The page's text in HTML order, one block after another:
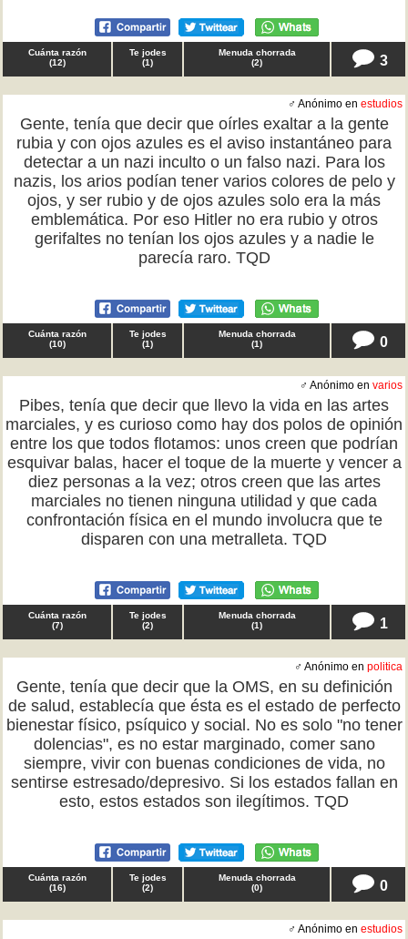
Cuánta razón
(12)
Te jodes
(1)
Menuda chorrada
(2) 3
♂ Anónimo en estudios
Gente, tenía que decir que oírles exaltar a la gente
rubia y con ojos azules es el aviso instantáneo para
detectar a un nazi inculto o un falso nazi. Para los
nazis, los arios podían tener varios colores de pelo y
ojos, y ser rubio y de ojos azules solo era la más
emblemática. Por eso Hitler no era rubio y otros
gerifaltes no tenían los ojos azules y a nadie le
parecía raro. TQD
Cuánta razón
(10)
Te jodes
(1)
Menuda chorrada
(1) 0
♂ Anónimo en varios
Pibes, tenía que decir que llevo la vida en las artes
marciales, y es curioso como hay dos polos de opinión
entre los que todos flotamos: unos creen que podrían
esquivar balas, hacer el toque de la muerte y vencer a
diez personas a la vez; otros creen que las artes
marciales no tienen ninguna utilidad y que cada
confrontación física en el mundo involucra que te
disparen con una metralleta. TQD
Cuánta razón
(7)
Te jodes
(2)
Menuda chorrada
(1) 1
♂ Anónimo en politica
Gente, tenía que decir que la OMS, en su definición
de salud, establecía que ésta es el estado de perfecto
bienestar físico, psíquico y social. No es solo "no tener
dolencias", es no estar marginado, comer sano
siempre, vivir con buenas condiciones de vida, no
sentirse estresado/depresivo. Si los estados fallan en
esto, estos estados son ilegítimos. TQD
Cuánta razón
(16)
Te jodes
(2)
Menuda chorrada
(0) 0
♂ Anónimo en estudios